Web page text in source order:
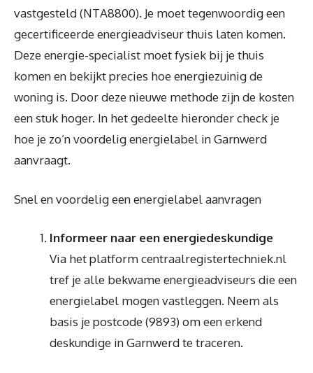
vastgesteld (NTA8800). Je moet tegenwoordig een
gecertificeerde energieadviseur thuis laten komen.
Deze energie-specialist moet fysiek bij je thuis
komen en bekijkt precies hoe energiezuinig de
woning is. Door deze nieuwe methode zijn de kosten
een stuk hoger. In het gedeelte hieronder check je
hoe je zo’n voordelig energielabel in Garnwerd
aanvraagt.
Snel en voordelig een energielabel aanvragen
Informeer naar een energiedeskundige
Via het platform centraalregistertechniek.nl
tref je alle bekwame energieadviseurs die een
energielabel mogen vastleggen. Neem als
basis je postcode (9893) om een erkend
deskundige in Garnwerd te traceren.